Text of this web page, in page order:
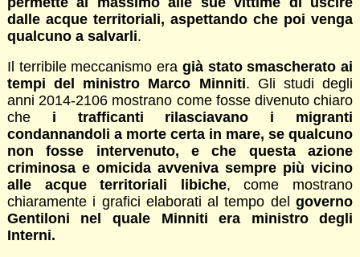
dalle acque territoriali, aspettando che poi venga
qualcuno a salvarli.
Il terribile meccanismo era già stato smascherato ai
tempi del ministro Marco Minniti. Gli studi degli
anni 2014-2106 mostrano come fosse divenuto chiaro
che i trafficanti rilasciavano i migranti
condannandoli a morte certa in mare, se qualcuno
non fosse intervenuto, e che questa azione
criminosa e omicida avveniva sempre più vicino
alle acque territoriali libiche, come mostrano
chiaramente i grafici elaborati al tempo delgoverno
Gentiloni nel quale Minniti era ministro degli
Interni.